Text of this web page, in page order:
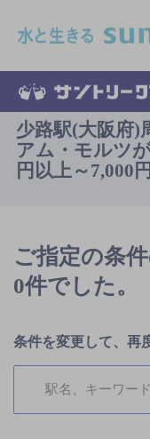
少路駅(大阪府)
アム・モルツ
円以上～7,000
ご指定の条
0件でした。
条件を変更して、再